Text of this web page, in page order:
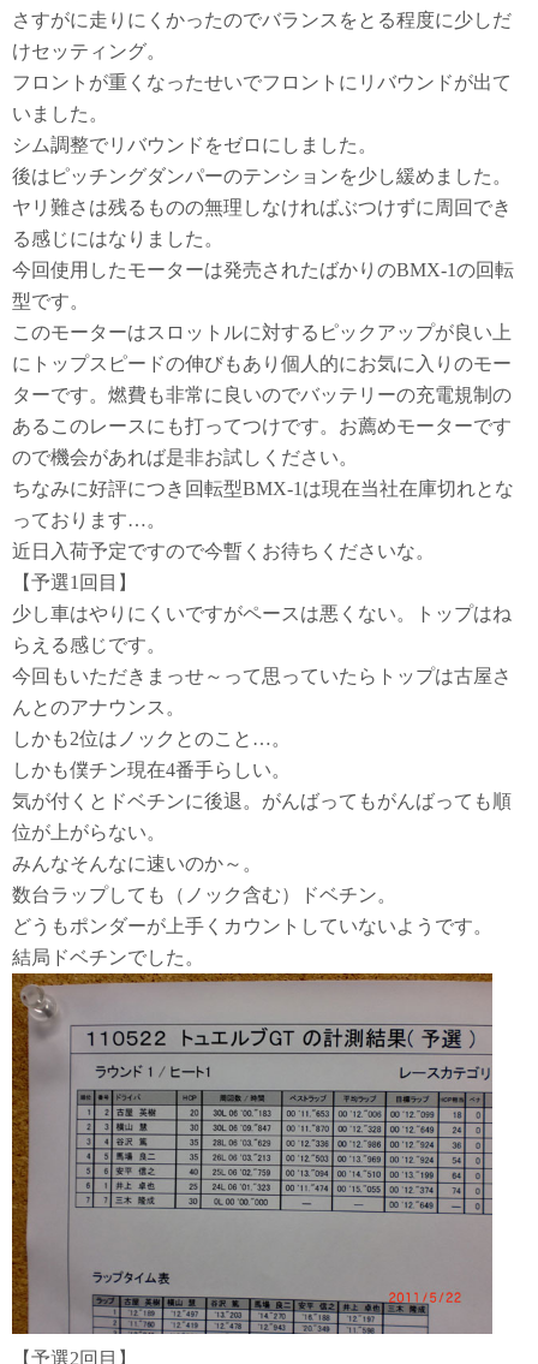
さすがに走りにくかったのでバランスをとる程度に少しだ
けセッティング。
フロントが重くなったせいでフロントにリバウンドが出て
いました。
シム調整でリバウンドをゼロにしました。
後はピッチングダンパーのテンションを少し緩めました。
ヤリ難さは残るものの無理しなければぶつけずに周回でき
る感じにはなりました。
今回使用したモーターは発売されたばかりのBMX-1の回転
型です。
このモーターはスロットルに対するピックアップが良い上
にトップスピードの伸びもあり個人的にお気に入りのモー
ターです。燃費も非常に良いのでバッテリーの充電規制の
あるこのレースにも打ってつけです。お薦めモーターです
ので機会があれば是非お試しください。
ちなみに好評につき回転型BMX-1は現在当社在庫切れとな
っております…。
近日入荷予定ですので今暫くお待ちくださいな。
【予選1回目】
少し車はやりにくいですがペースは悪くない。トップはね
らえる感じです。
今回もいただきまっせ～って思っていたらトップは古屋さ
んとのアナウンス。
しかも2位はノックとのこと…。
しかも僕チン現在4番手らしい。
気が付くとドベチンに後退。がんばってもがんばっても順
位が上がらない。
みんなそんなに速いのか～。
数台ラップしても（ノック含む）ドベチン。
どうもポンダーが上手くカウントしていないようです。
結局ドベチンでした。
【予選2回目】